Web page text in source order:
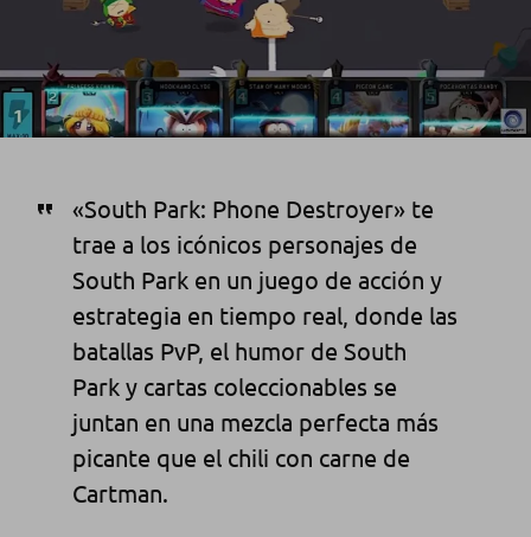
«South Park: Phone Destroyer» te
trae a los icónicos personajes de
South Park en un juego de acción y
estrategia en tiempo real, donde las
batallas PvP, el humor de South
Park y cartas coleccionables se
juntan en una mezcla perfecta más
picante que el chili con carne de
Cartman.